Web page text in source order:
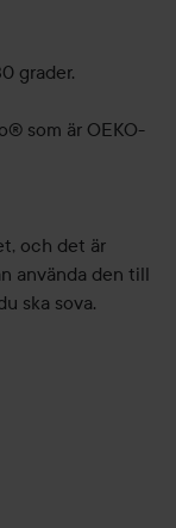
grader.
som är OEKO-
och det är
använda den till
ska sova.